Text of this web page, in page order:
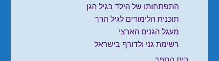
התפתחותו של הילד בגיל הגן
תוכנית הלימודים לגיל הרך
מעגל הגנים הארצי
רשימת גני ולדורף בישראל